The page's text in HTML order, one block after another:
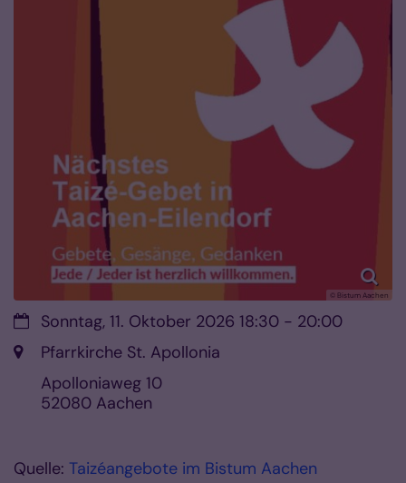
© Bistum Aachen
Datum:Sonntag, 11. Oktober 2026 18:30 - 20:00
Ort: Pfarrkirche St. Apollonia
Apolloniaweg 10
52080 Aachen
Quelle: Taizéangebote im Bistum Aachen